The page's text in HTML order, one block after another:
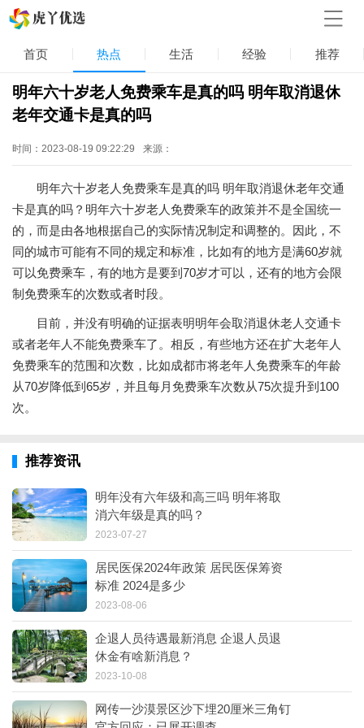
首页 热点 生活 经验 推荐
明年六十岁老人免费乘车是真的吗 明年取消退休
老年交通卡是真的吗
时间：2023-08-19 09:22:29 来源：
明年六十岁老人免费乘车是真的吗 明年取消退休老年交通
卡是真的吗？明年六十岁老人免费乘车的政策并不是全国统一
的，而是由各地根据自己的实际情况制定和调整的。因此，不
同的城市可能有不同的规定和标准，比如有的地方是满60岁就
可以免费乘车，有的地方是要到70岁才可以，还有的地方会限
制免费乘车的次数或者时段。
目前，并没有明确的证据表明明年会取消退休老人交通卡
或者老年人不能免费乘车了。相反，有些地方还在扩大老年人
免费乘车的范围和次数，比如成都市将老年人免费乘车的年龄
从70岁降低到65岁，并且每月免费乘车次数从75次提升到100
次。
推荐资讯
明年没有六年级和高三吗 明年将取
消六年级是真的吗？
2023-07-27
居民医保2024年政策 居民医保筹资
标准 2024是多少
2023-08-06
企退人员待遇最新消息 企退人员退
休金有啥新消息？
2023-10-08
网传一沙漠景区沙下埋20厘米三角钉